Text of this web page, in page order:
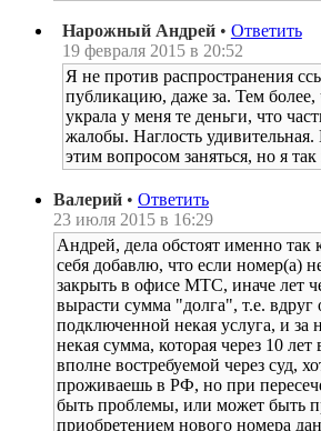
Нарожный Андрей • Ответить
19 февраля 2015 в 20:52
Я не против распространения
публикацию, даже за. Тем
украла у меня те деньги, что
жалобы. Наглость
этим вопросом заняться, но я
Валерий • Ответить
23 июля 2015 в 16:29
Андрей, дела обстоят именно
себя добавлю, что если номер(а)
закрыть в офисе МТС, иначе лет
вырасти сумма "долга", т.е. вдруг
подключенной некая услуга, и за
некая сумма, которая через 10
вполне востребуемой через суд,
проживаешь в РФ, но при
быть проблемы, или может быть
приобретением нового номера